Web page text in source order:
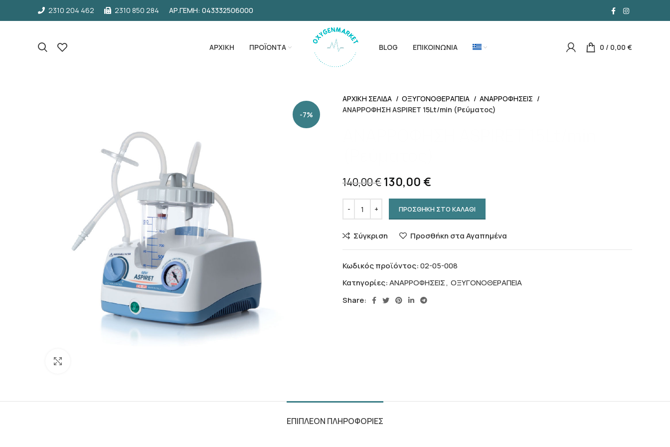
2310 204 462 2310 850 284 ΑΡ.ΓΕΜΗ: 043332506000
ΑΡΧΙΚΗ ΠΡΟΪΟΝΤΑ BLOG ΕΠΙΚΟΙΝΩΝΙΑ 0 / 0,00 €
-7%
ΑΡΧΙΚΗ ΣΕΛΙΔΑ ΟΞΥΓΟΝΟΘΕΡΑΠΕΙΑ
ΑΝΑΡΡΟΦΗΣΕΙΣ
ΑΝΑΡΡΟΦΗΣΗ ASPIRET 15Lt/min (Ρεύματος)
140,00€ 130,00 €
ΠΡΟΣΘΗΚΗ ΣΤΟ ΚΑΛΑΘΙ
Σύγκριση Προσθήκη στα Αγαπημένα
Κωδικός προϊόντος:02-05-008
Κατηγορίες:ΑΝΑΡΡΟΦΗΣΕΙΣ, ΟΞΥΓΟΝΟΘΕΡΑΠΕΙΑ
Share:
ΕΠΙΠΛΕΟΝ ΠΛΗΡΟΦΟΡΙΕΣ